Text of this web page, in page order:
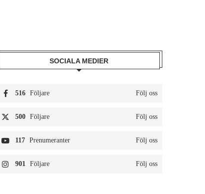
SOCIALA MEDIER
516 Följare Följ oss
500 Följare Följ oss
117 Prenumeranter Följ oss
901 Följare Följ oss